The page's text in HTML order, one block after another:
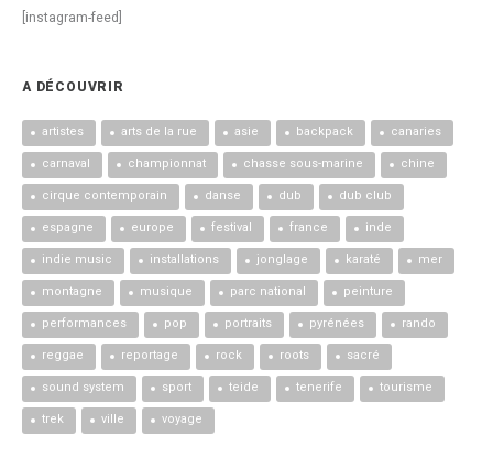
[instagram-feed]
A DÉCOUVRIR
artistes arts de la rue asie backpack canaries
carnaval championnat chasse sous-marine chine
cirque contemporain danse dub dub club
espagne europe festival france inde
indie music installations jonglage karaté mer
montagne musique parc national peinture
performances pop portraits pyrénées rando
reggae reportage rock roots sacré
sound system sport teide tenerife tourisme
trek ville voyage